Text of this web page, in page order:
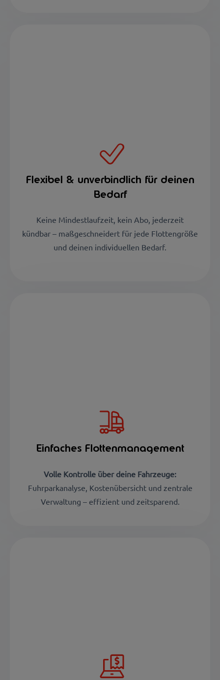
Flexibel & unverbindlich für deinen
Bedarf
Keine Mindestlaufzeit, kein Abo, jederzeit
kündbar – maßgeschneidert für jede Flottengröße
und deinen individuellen Bedarf.
Einfaches Flottenmanagement
Volle Kontrolle über deine Fahrzeuge:
Fuhrparkanalyse, Kostenübersicht und zentrale
Verwaltung – effizient und zeitsparend.